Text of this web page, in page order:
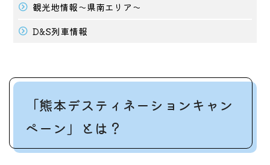
観光地情報～県南エリア～
D&S列車情報
「熊本デスティネーションキャン
ペーン」とは？